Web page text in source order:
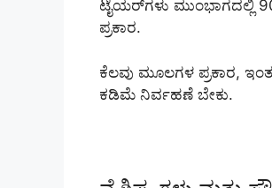
ಟೈಯರ್‌ಗಳು ಮುಂಭಾಗದಲ್ಲಿ
ಪ್ರಕಾರ.
ಕೆಲವು ಮೂಲಗಳ ಪ್ರಕಾರ,
ಕಡಿಮೆ ನಿರ್ವಹಣೆ ಬೇಕು.